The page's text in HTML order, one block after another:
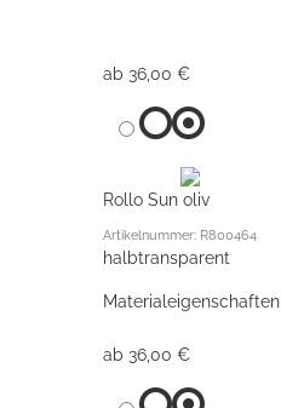
ab 36,00 €
Rollo Sun oliv
Artikelnummer: R800464
halbtransparent
Materialeigenschaften
ab 36,00 €